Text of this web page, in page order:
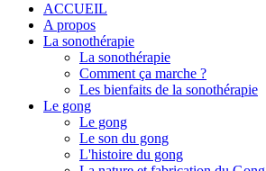
ACCUEIL
A propos
La sonothérapie
La sonothérapie
Comment ça marche ?
Les bienfaits de la sonothérapie
Le gong
Le gong
Le son du gong
L'histoire du gong